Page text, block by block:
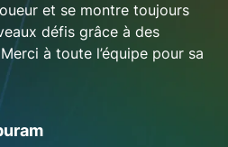
et se montre toujours
défis grâce à des
à toute l’équipe pour sa